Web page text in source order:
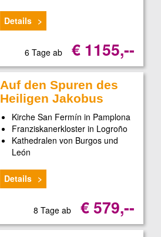
Details
6 Tage ab € 1155,--
Auf den Spuren des
Heiligen Jakobus
Kirche San Fermín in Pamplona
Franziskanerkloster in Logroño
Kathedralen von Burgos und
León
Details
8 Tage ab € 579,--